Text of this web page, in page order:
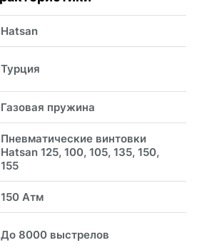
Hatsan
Турция
Газовая пружина
Пневматические винтовки
Hatsan 125, 100, 105, 135, 150,
155
150 Атм
До 8000 выстрелов